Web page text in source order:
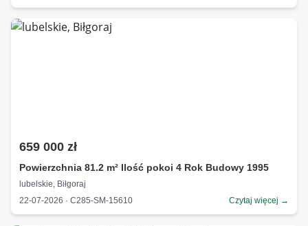
659 000 zł
Powierzchnia 81.2 m² Ilość pokoi 4 Rok Budowy 1995
lubelskie, Biłgoraj
22-07-2026 · C285-SM-15610
Czytaj więcej →